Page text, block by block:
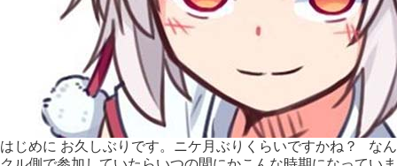
はじめに お久しぶりです。ニケ月ぶりくらいですかね？ な